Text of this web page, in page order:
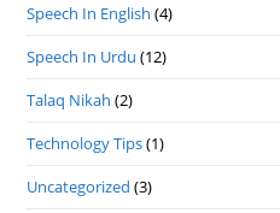
Speech In English (4)
Speech In Urdu (12)
Talaq Nikah (2)
Technology Tips(1)
Uncategorized (3)